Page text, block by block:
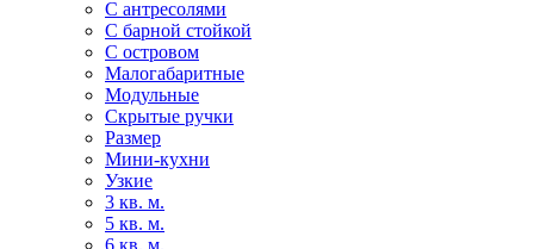
С антресолями
С барной стойкой
С островом
Малогабаритные
Модульные
Скрытые ручки
Размер
Мини-кухни
Узкие
3 кв. м.
5 кв. м.
6 кв. м.